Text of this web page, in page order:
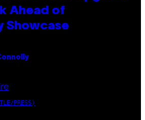
Ahead of
Showcase
PRESS)